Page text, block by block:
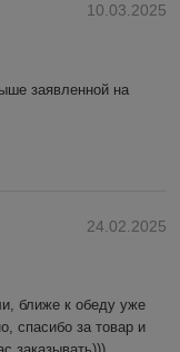
10.03.2025
заявленной на
24.02.2025
ближе к обеду уже
спасибо за товар и